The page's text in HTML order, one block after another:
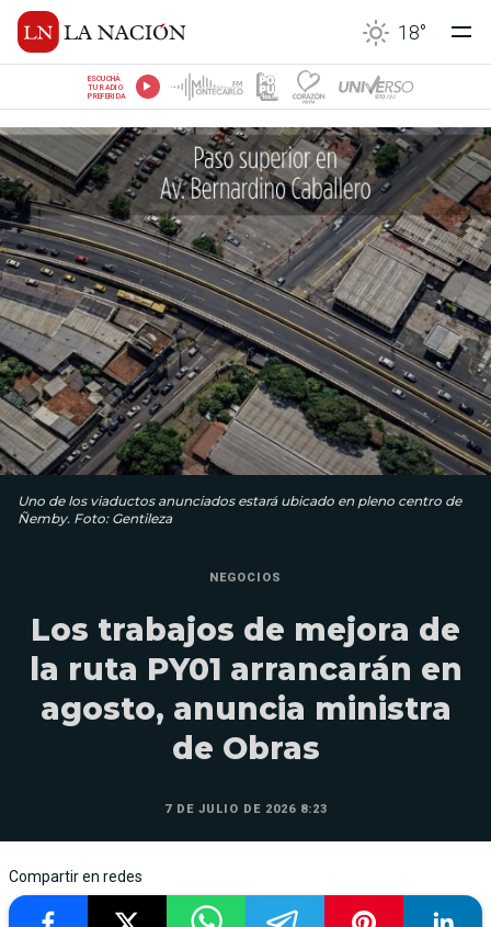
18°
ESCUCHÁ
TU RADIO
PREFERIDA
Uno de los viaductos anunciados estará ubicado en pleno centro de
Ñemby. Foto: Gentileza
NEGOCIOS
Los trabajos de mejora de
la ruta PY01 arrancarán en
agosto, anuncia ministra
de Obras
7 DE JULIO DE 2026 8:23
Compartir en redes